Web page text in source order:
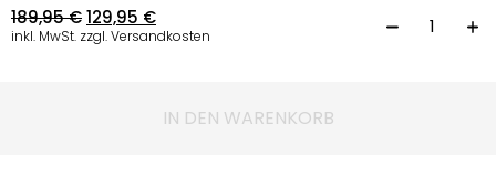
189,95€129,95 €
inkl. MwSt. zzgl. Versandkosten
IN DEN WARENKORB